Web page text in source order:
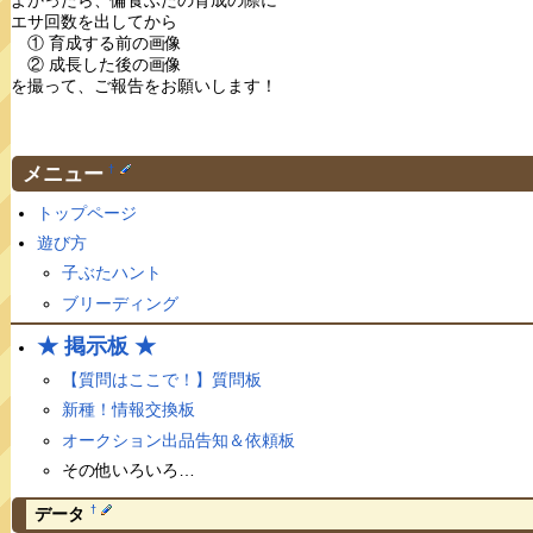
エサ回数を出してから
① 育成する前の画像
② 成長した後の画像
を撮って、ご報告をお願いします！
メニュー †
トップページ
遊び方
子ぶたハント
ブリーディング
★ 掲示板 ★
【質問はここで！】質問板
新種！情報交換板
オークション出品告知＆依頼板
その他いろいろ…
データ †